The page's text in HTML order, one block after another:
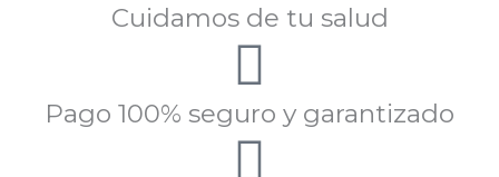
Cuidamos de tu salud
Pago 100% seguro y garantizado